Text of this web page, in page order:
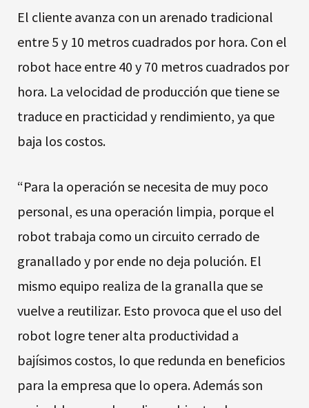
El cliente avanza con un arenado tradicional
entre 5 y 10 metros cuadrados por hora. Con el
robot hace entre 40 y 70 metros cuadrados por
hora. La velocidad de producción que tiene se
traduce en practicidad y rendimiento, ya que
baja los costos.
“Para la operación se necesita de muy poco
personal, es una operación limpia, porque el
robot trabaja como un circuito cerrado de
granallado y por ende no deja polución. El
mismo equipo realiza de la granalla que se
vuelve a reutilizar. Esto provoca que el uso del
robot logre tener alta productividad a
bajísimos costos, lo que redunda en beneficios
para la empresa que lo opera. Además son